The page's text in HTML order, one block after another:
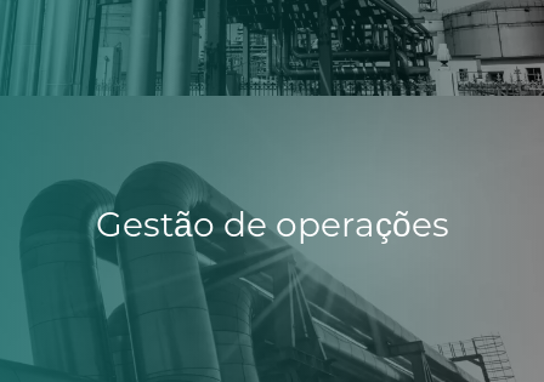
Gestão de operações